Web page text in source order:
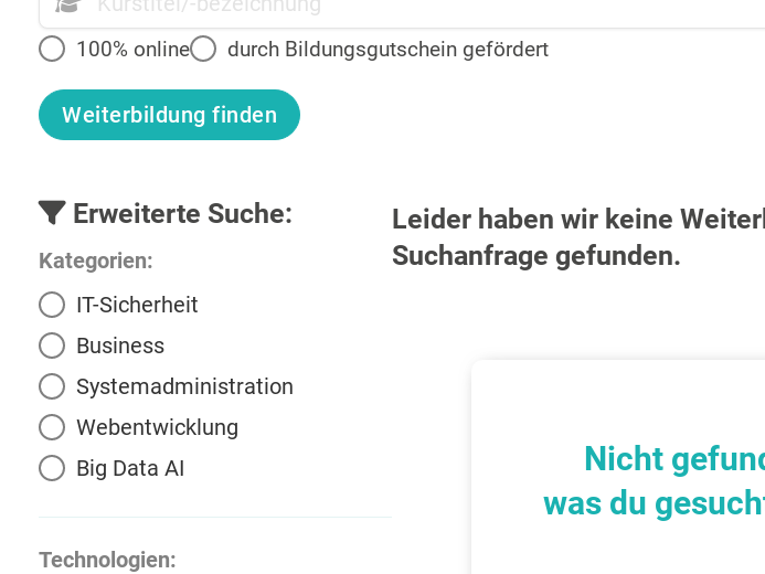
100% online durch Bildungsgutschein gefördert
Erweiterte Suche:
Kategorien:
IT-Sicherheit
Business
Systemadministration
Webentwicklung
Big Data AI
Technologien:
Leider haben wir keine
Suchanfrage gefunden.
Nicht
was du